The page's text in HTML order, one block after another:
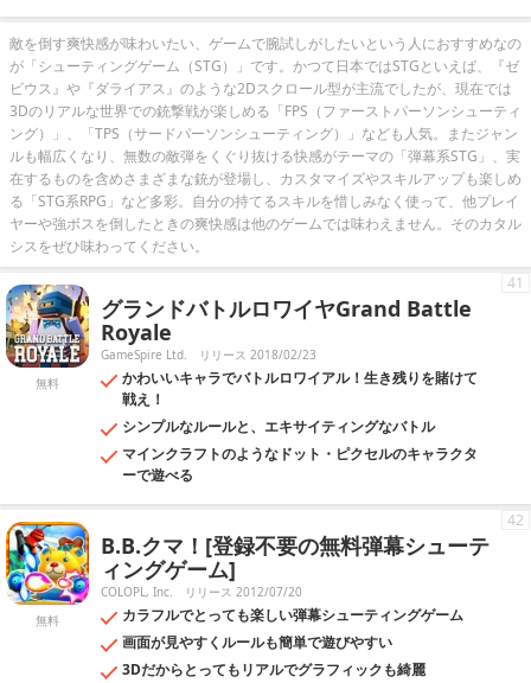
敵を倒す爽快感が味わいたい、ゲームで腕試しがしたいという人におすすめなの
が「シューティングゲーム（STG）」です。かつて日本ではSTGといえば、『ゼ
ビウス』や『ダライアス』のような2Dスクロール型が主流でしたが、現在では
3Dのリアルな世界での銃撃戦が楽しめる「FPS（ファーストパーソンシューティ
ング）」、「TPS（サードパーソンシューティング）」なども人気。またジャン
ルも幅広くなり、無数の敵弾をくぐり抜ける快感がテーマの「弾幕系STG」、実
在するものを含めさまざまな銃が登場し、カスタマイズやスキルアップも楽しめ
る「STG系RPG」など多彩。自分の持てるスキルを惜しみなく使って、他プレイ
ヤーや強ボスを倒したときの爽快感は他のゲームでは味わえません。そのカタル
シスをぜひ味わってください。
無料
グランドバトルロワイヤGrand Battle
Royale
GameSpire Ltd. リリース 2018/02/23
かわいいキャラでバトルロワイアル！生き残りを賭けて
戦え！
シンプルなルールと、エキサイティングなバトル
マインクラフトのようなドット・ピクセルのキャラクタ
ーで遊べる
41
無料
B.B.クマ！[登録不要の無料弾幕シューテ
ィングゲーム]
COLOPL, Inc. リリース 2012/07/20
カラフルでとっても楽しい弾幕シューティングゲーム
画面が見やすくルールも簡単で遊びやすい
3Dだからとってもリアルでグラフィックも綺麗
42